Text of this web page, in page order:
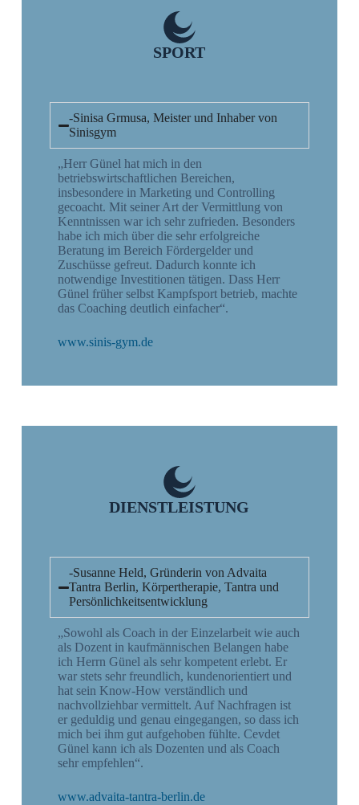
SPORT
-Sinisa Grmusa, Meister und Inhaber von
Sinisgym
„Herr Günel hat mich in den
betriebswirtschaftlichen Bereichen,
insbesondere in Marketing und Controlling
gecoacht. Mit seiner Art der Vermittlung von
Kenntnissen war ich sehr zufrieden. Besonders
habe ich mich über die sehr erfolgreiche
Beratung im Bereich Fördergelder und
Zuschüsse gefreut. Dadurch konnte ich
notwendige Investitionen tätigen. Dass Herr
Günel früher selbst Kampfsport betrieb, machte
das Coaching deutlich einfacher“.
www.sinis-gym.de
DIENSTLEISTUNG
-Susanne Held, Gründerin von Advaita
Tantra Berlin, Körpertherapie, Tantra und
Persönlichkeitsentwicklung
„Sowohl als Coach in der Einzelarbeit wie auch
als Dozent in kaufmännischen Belangen habe
ich Herrn Günel als sehr kompetent erlebt. Er
war stets sehr freundlich, kundenorientiert und
hat sein Know-How verständlich und
nachvollziehbar vermittelt. Auf Nachfragen ist
er geduldig und genau eingegangen, so dass ich
mich bei ihm gut aufgehoben fühlte. Cevdet
Günel kann ich als Dozenten und als Coach
sehr empfehlen“.
www.advaita-tantra-berlin.de